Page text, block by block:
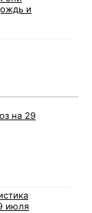
и
на 29
июля